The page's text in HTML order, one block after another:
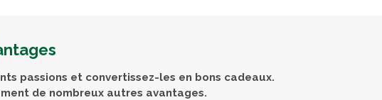
passions et convertissez-les en bons cadeaux.
de nombreux autres avantages.